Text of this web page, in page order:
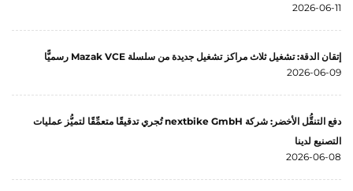
2026-06-11
إتقان الدقة: تشغيل ثلاث مراكز تشغيل جديدة من سلسلة Mazak VCE رسميًّا
2026-06-09
دفع التنقُّل الأخضر: شركة nextbike GmbH تُجري تدقيقًا متعمِّقًا لتميُّز عمليات
التصنيع لدينا
2026-06-08